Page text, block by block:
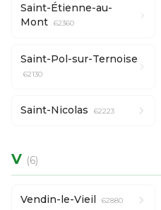
Saint-Étienne-au-
Mont
62360
Saint-Pol-sur-Ternoise
62130
Saint-Nicolas 62223
V (6)
Vendin-le-Vieil 62880